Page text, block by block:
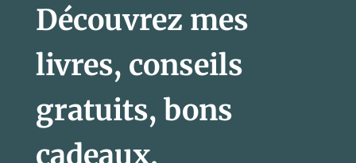
Découvrez mes
livres, conseils
gratuits, bons
cadeaux,